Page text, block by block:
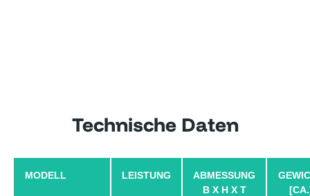
Technische Daten
MODELL LEISTUNG
ABMESSUNG
B X H X T